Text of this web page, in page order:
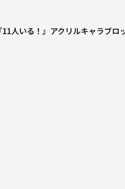
11人いる！』アクリルキャラブロ